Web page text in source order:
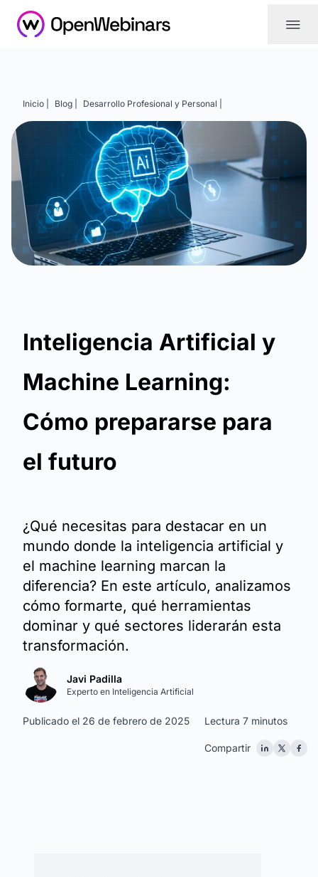
|||
Inicio | Blog | Desarrollo Profesional y Personal |
Inteligencia Artificial y
Machine Learning:
Cómo prepararse para
el futuro
¿Qué necesitas para destacar en un
mundo donde la inteligencia artificial y
el machine learning marcan la
diferencia? En este artículo, analizamos
cómo formarte, qué herramientas
dominar y qué sectores liderarán esta
transformación.
Javi Padilla
Experto en Inteligencia Artificial
Lectura 7 minutos
Publicado el 26 de febrero de 2025
Compartir